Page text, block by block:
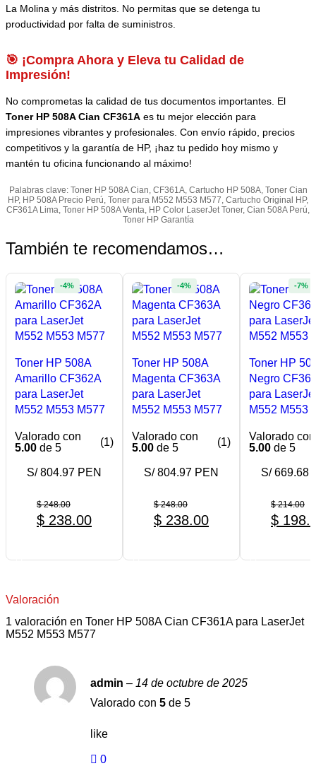
La Molina y más distritos. No permitas que se detenga tu
productividad por falta de suministros.
🎯 ¡Compra Ahora y Eleva tu Calidad de
Impresión!
No comprometas la calidad de tus documentos importantes. El
Toner HP 508A Cian CF361A es tu mejor elección para
impresiones vibrantes y profesionales. Con envío rápido, precios
competitivos y la garantía de HP, ¡haz tu pedido hoy mismo y
mantén tu oficina funcionando al máximo!
Palabras clave: Toner HP 508A Cian, CF361A, Cartucho HP 508A, Toner Cian
HP, HP 508A Precio Perú, Toner para M552 M553 M577, Cartucho Original HP,
CF361A Lima, Toner HP 508A Venta, HP Color LaserJet Toner, Cian 508A Perú,
Toner HP Garantía
También te recomendamos…
Toner HP 508A
Amarillo CF362A
para LaserJet
M552 M553 M577
Valorado con
5.00 de 5 (1)
$248.00
$ 238.00
-4%
S/ 804.97 PEN
Toner HP 508A
Magenta CF363A
para LaserJet
M552 M553 M577
Valorado con
5.00 de 5 (1)
$248.00
$ 238.00
-4%
S/ 804.97 PEN
Toner HP
Negro
para
M552 M553
Valorado con
5.00 de 5
$214.00
$
-7%
S/ 669.68
Valoración
1 valoración en Toner HP 508A Cian CF361A para LaserJet
M552 M553 M577
admin – 14 de octubre de 2025
Valorado con 5 de 5
like
0